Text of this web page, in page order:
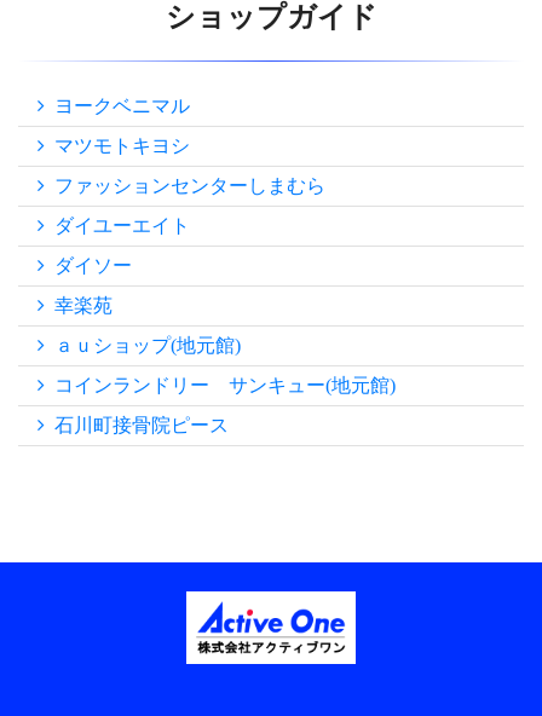
ショップガイド
ヨークベニマル
マツモトキヨシ
ファッションセンターしまむら
ダイユーエイト
ダイソー
幸楽苑
ａｕショップ(地元館)
コインランドリー サンキュー(地元館)
石川町接骨院ピース